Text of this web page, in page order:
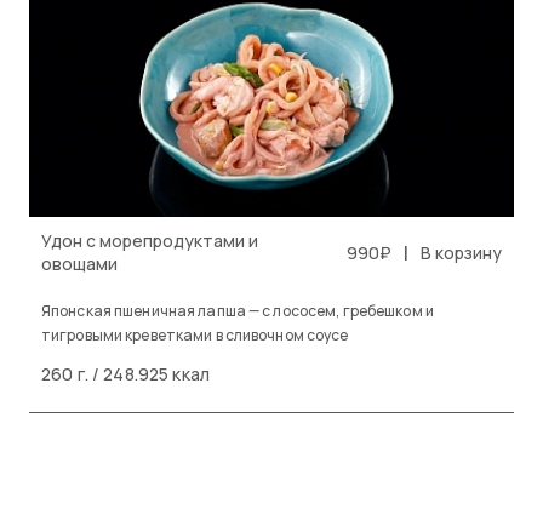
Удон с морепродуктами и
овощами
990₽ | В корзину
Японская пшеничная лапша — с лососем, гребешком и
тигровыми креветками в сливочном соусе
260 г. / 248.925 ккал